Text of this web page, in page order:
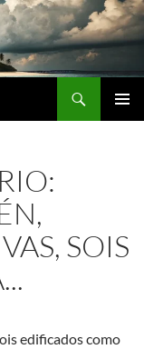
SOIS
edificados como